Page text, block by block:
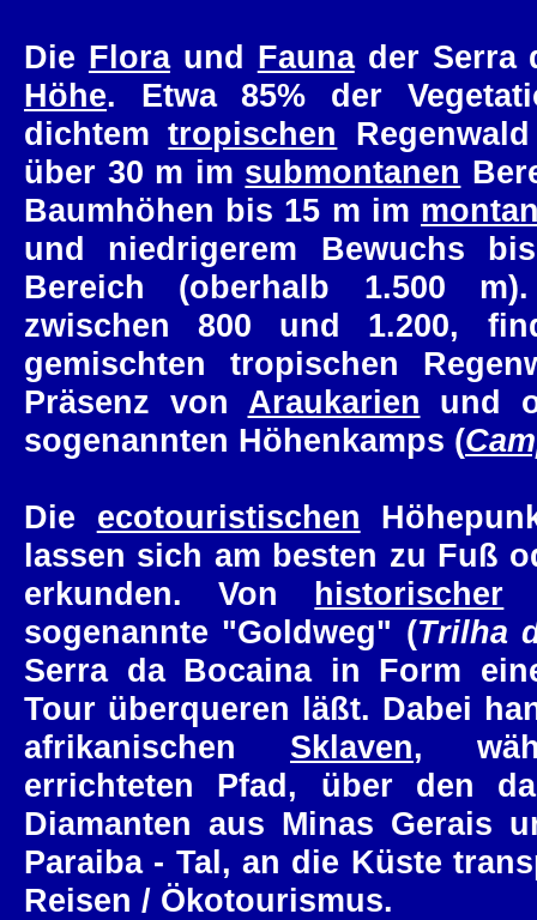
Die Floraund Faunader Serra
Höhe. Etwa 85% der
dichtemtropischen
über 30 m im submontanen
Baumhöhen bis 15 m im
und niedrigerem Bewuchs
Bereich (oberhalb 1.500
zwischen 800 und 1.200,
gemischten tropischen
Präsenz von Araukarien und
sogenannten Höhenkamps (
Die ecotouristischen
lassen sich am besten zu Fuß
erkunden. Von historischer
sogenannte "Goldweg" (Trilha
Serra da Bocaina in Form
Tour überqueren läßt. Dabei
afrikanischen Sklaven,
errichteten Pfad, über den
Diamanten aus Minas Gerais
Paraiba - Tal, an die Küste
Reisen / Ökotourismus.